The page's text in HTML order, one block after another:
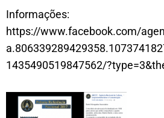
Informações:
https://www.facebook.com/
1435490519847562/